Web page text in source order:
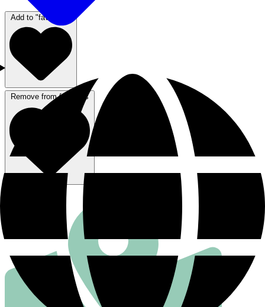
Add to "favorites"
Remove from favorites